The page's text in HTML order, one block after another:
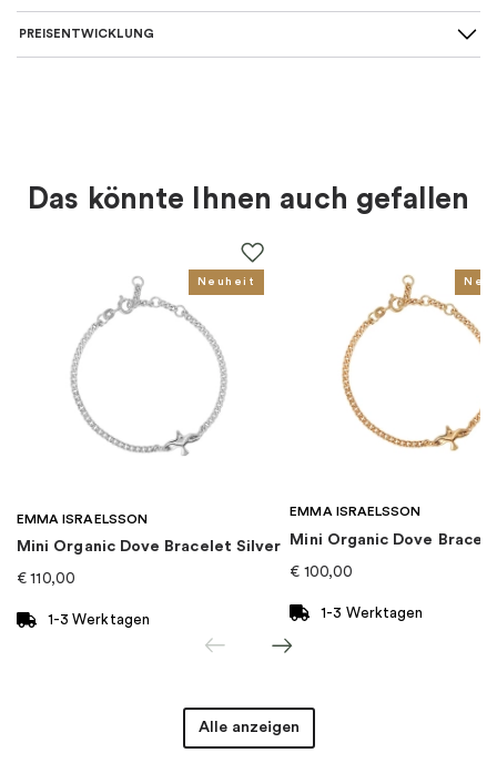
SKU
PREISENTWICKLUNG
Das könnte Ihnen auch gefallen
Neuheit
EMMA ISRAELSSON
Mini Organic Dove Bracelet Silver
€ 110,00
1-3 Werktagen
EMMA ISRAELSSON
Mini Organic Dove
€ 100,00
1-3 Werktagen
Alle anzeigen